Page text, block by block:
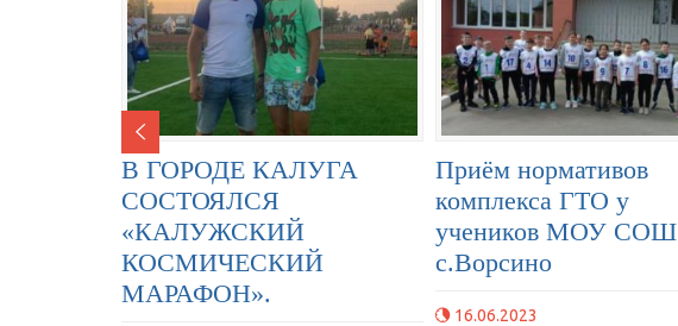
В ГОРОДЕ КАЛУГА
СОСТОЯЛСЯ
«КАЛУЖСКИЙ
КОСМИЧЕСКИЙ
МАРАФОН».
Приём нормативов
комплекса ГТО у
учеников МОУ СОШ
с.Ворсино
16.06.2023